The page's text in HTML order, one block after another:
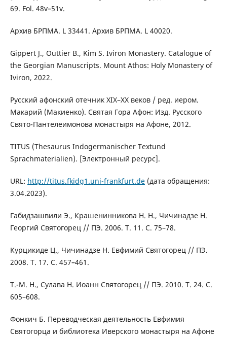
69. Fol. 48v–51v.
Архив БРПМА. L 33441. Архив БРПМА. L 40020.
Gippert J., Outtier B., Kim S. Iviron Monastery. Catalogue of
the Georgian Manuscripts. Mount Athos: Holy Monastery of
Iviron, 2022.
Русский афонский отечник XIX–XX веков / ред. иером.
Макарий (Макиенко). Святая Гора Афон: Изд. Русского
Свято-Пантелеимонова монастыря на Афоне, 2012.
TITUS (Thesaurus Indogermanischer Textund
Sprachmaterialien). [Электронный ресурс].
URL: http://titus.fkidg1.uni-frankfurt.de(дата обращения:
3.04.2023).
Габидзашвили Э., Крашенинникова Н. Н., Чичинадзе Н.
Георгий Святогорец // ПЭ. 2006. Т. 11. С. 75–78.
Курцикиде Ц., Чичинадзе Н. Евфимий Святогорец // ПЭ.
2008. Т. 17. С. 457–461.
Т.-М. Н., Сулава Н. Иоанн Святогорец // ПЭ. 2010. Т. 24. С.
605–608.
Фонкич Б. Переводческая деятельность Евфимия
Святогорца и библиотека Иверского монастыря на Афоне